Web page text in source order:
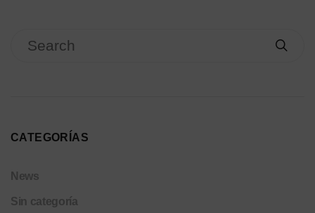
CATEGORÍAS
News
Sin categoría